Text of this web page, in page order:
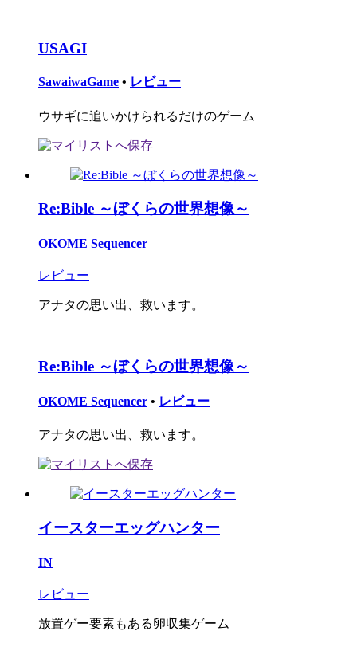
USAGI
SawaiwaGame • レビュー
ウサギに追いかけられるだけのゲーム
Re:Bible ～ぼくらの世界想像～
OKOME Sequencer
レビュー
アナタの思い出、救います。
Re:Bible ～ぼくらの世界想像～
OKOME Sequencer • レビュー
アナタの思い出、救います。
イースターエッグハンター
IN
レビュー
放置ゲー要素もある卵収集ゲーム